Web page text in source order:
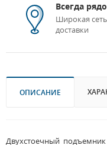
Всегда
Широкая сеть
доставки
ОПИСАНИЕ
Двухстоечный